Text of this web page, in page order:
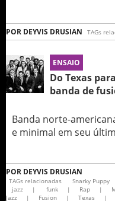
POR DEYVIS DRUSIAN TAGs
ENSAIO
Do Texas
banda de
Banda norte-
e minimal em seu
POR DEYVIS DRUSIAN
TAGs relacionadas Snarky Puppy
jazz
| funk | Rap |
Jazz
| Fusion | Texas |